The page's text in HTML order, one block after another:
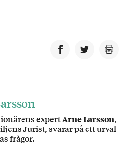
expertArne Larsson,
Jurist, svarar på ett urval
frågor.